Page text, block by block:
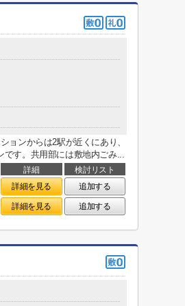
ョンからは2駅が近くにあり、
です。共用部には敷地内ごみ...
詳細
検討リスト
詳細を見る
追加する
詳細を見る 追加する